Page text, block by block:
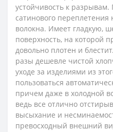
устойчивость к
сатинового переплетения
волокна. Имеет гладкую,
поверхность, на которой
довольно плотен и
разы дешевле чистой
уходе за изделиями из
пользоваться
причем даже в холодной
ведь все отлично
высыхание и
превосходный внешний